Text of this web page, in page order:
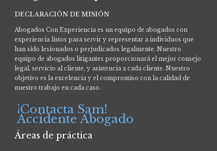
DECLARACIÓN DE MISIÓN
Abogados Con Experiencia es un equipo de abogados con
experiencia listos para servir y representar a individuos que
han sido lesionados o perjudicados legalmente. Nuestro
equipo de abogados litigantes proporcionará el mejor consejo
legal, servicio al cliente, y asistencia a cada cliente. Nuestro
objetivo es la excelencia y el compromiso con la calidad de
nuestro trabajo en cada caso.
¡Contacta Sam!
Accidente Abogado
Áreas de práctica